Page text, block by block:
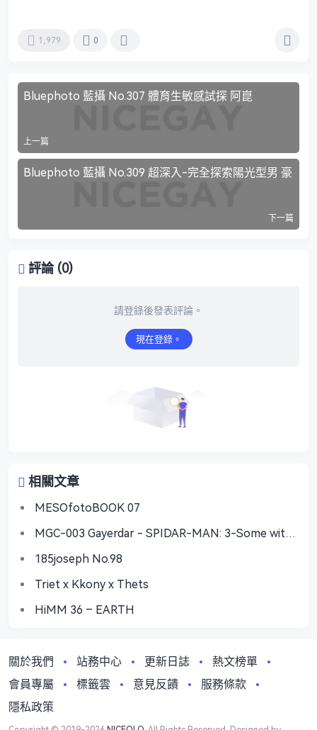
1,979 0
Bluephoto 藍攝 No.307 體育生敏感試探 阿崑
上一篇
Bluephoto 藍攝 No.309 超深入-完全探索陽光型男 豪
下一篇
評論 (0)
請登錄後發表評論。
現在登錄。
相關文章
MESOfotoBOOK 07
MGC-003 Gayerdar - SPIDAR-MAN: 3-Some with
185joseph No.98
Triet x Kkony x Thets
HiMM 36 – EARTH
關於我們 站務中心 更新日誌
熱文榜單
會員專屬
標籤雲 意見反饋
服務條款
隱私政策